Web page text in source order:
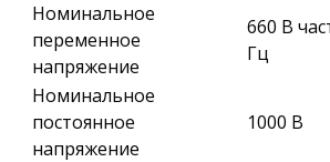
Номинальное
переменное
напряжение
660 В
Гц
Номинальное
постоянное
напряжение
1000 В